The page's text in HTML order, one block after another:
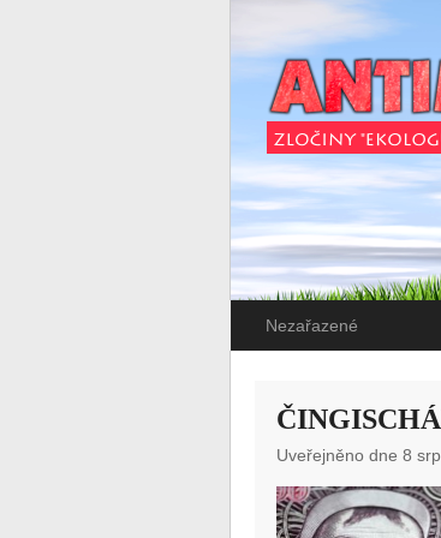
Nezařazené
Uveřejněno dne 8